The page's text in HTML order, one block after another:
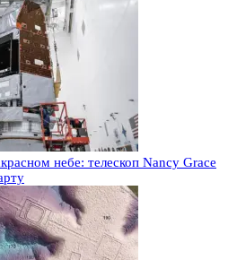
небе: телескоп Nancy Grace